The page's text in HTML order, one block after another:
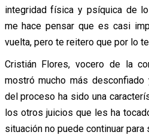
integridad física y psíquica de
me hace pensar que es casi
vuelta, pero te reitero que por lo
Cristián Flores, vocero de la
mostró mucho más
del proceso ha sido una
los otros juicios que les ha
situación no puede continuar para